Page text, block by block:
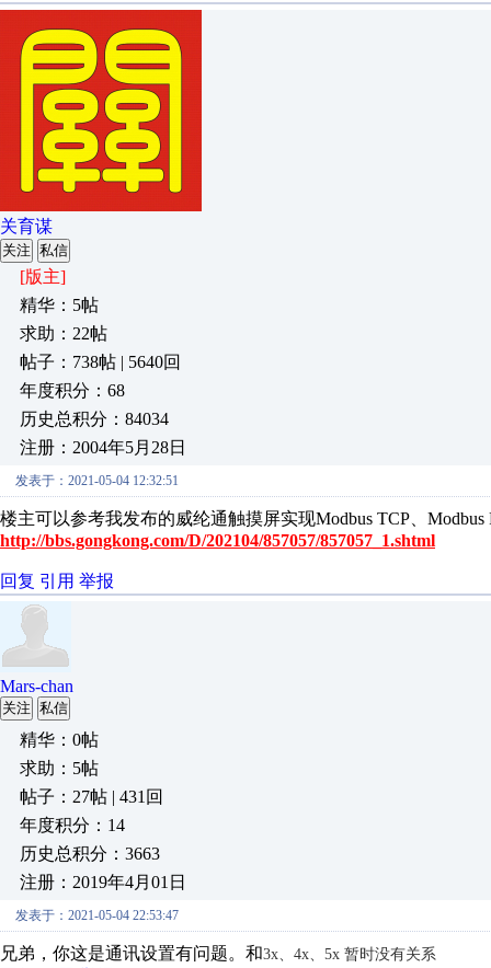
关育谋
关注 私信
[版主]
精华：5帖
求助：22帖
帖子：738帖 | 5640回
年度积分：68
历史总积分：84034
注册：2004年5月28日
发表于：2021-05-04 12:32:51
楼主可以参考我发布的威纶通触摸屏实现Modbus TCP、
http://bbs.gongkong.com/D/202104/857057/857057_1.shtml
回复 引用 举报
Mars-chan
关注 私信
精华：0帖
求助：5帖
帖子：27帖 | 431回
年度积分：14
历史总积分：3663
注册：2019年4月01日
发表于：2021-05-04 22:53:47
兄弟，你这是通讯设置有问题。和3x、4x、5x 暂时没有关系